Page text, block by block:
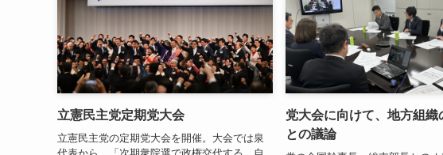
立憲民主党定期党大会
立憲民主党の定期党大会を開催。大会では泉
党大会に向けて、地方組織
との議論